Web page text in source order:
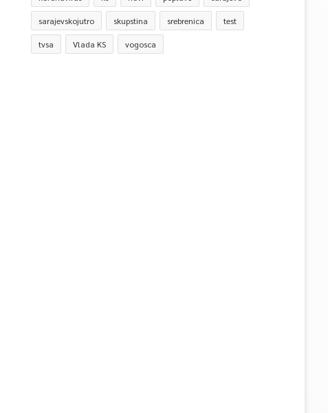
sarajevskojutro skupstina srebrenica test
tvsa Vlada KS vogosca